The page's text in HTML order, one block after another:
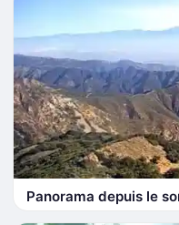
Panorama depuis le